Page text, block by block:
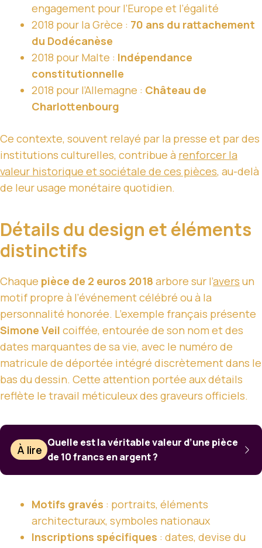
engagement pour l’Europe et l’égalité
2018 pour la Grèce : 70 ans du rattachement
du Dodécanèse
2018 pour Malte : Indépendance
constitutionnelle
2018 pour l’Allemagne : Château de
Charlottenbourg
Ce contexte, souvent relayé par la presse et par des
institutions culturelles, contribue à renforcer la
valeur historique et sociétale de ces pièces, au-delà
de leur usage monétaire quotidien.
Détails du design et éléments
distinctifs
Chaque pièce de 2 euros 2018 arbore sur l’avers un
motif propre à l’événement célébré ou à la
personnalité honorée. L’exemple français présente
Simone Veil coiffée, entourée de son nom et des
dates marquantes de sa vie, avec le numéro de
matricule de déportée intégré discrètement dans le
bas du dessin. Cette attention portée aux détails
reflète le travail méticuleux des graveurs officiels.
À lire
Quelle est la véritable valeur d’une pièce
de 10 francs en argent ?
Motifs gravés : portraits, éléments
architecturaux, symboles nationaux
Inscriptions spécifiques : dates, devise du